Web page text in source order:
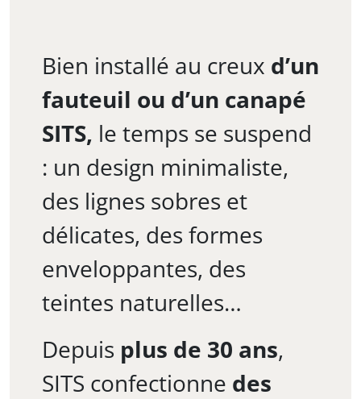
Bien installé au creux d’un
fauteuil ou d’un canapé
SITS, le temps se suspend
: un design minimaliste,
des lignes sobres et
délicates, des formes
enveloppantes, des
teintes naturelles…
Depuis plus de 30 ans,
SITS confectionne des